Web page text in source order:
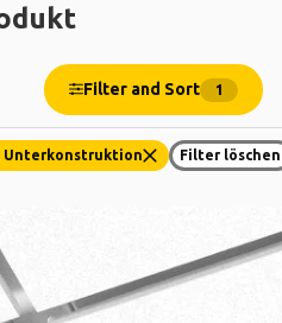
Filter and Sort 1
Unterkonstruktion Filter löschen